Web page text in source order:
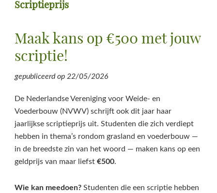
voor
en
Voederbouw
Scriptieprijs
Maak kans op €500 met jouw
scriptie!
gepubliceerd op 22/05/2026
De Nederlandse Vereniging voor Weide- en
Voederbouw (NVWV) schrijft ook dit jaar haar
jaarlijkse scriptieprijs uit. Studenten die zich verdiept
hebben in thema’s rondom grasland en voederbouw —
in de breedste zin van het woord — maken kans op een
geldprijs van maar liefst €500.
Wie kan meedoen? Studenten die een scriptie hebben